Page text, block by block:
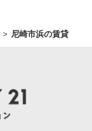
> 尼崎市浜の賃貸